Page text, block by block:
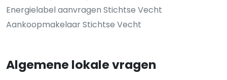
Energielabel aanvragen Stichtse Vecht
Aankoopmakelaar Stichtse Vecht
Algemene lokale vragen